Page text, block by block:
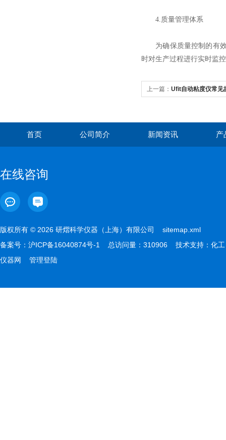
4.质量管理体系
为确保质量控制的有效
时对生产过程进行实时监
上一篇： Ufit自动粘度仪常见
首页 公司简介 新闻资讯 产
在线咨询
版权所有 © 2026 研熠科学仪器（上海）有限公司 sitemap.xml
备案号： 沪ICP备16040874号-1 总访问量：310906 技术支持： 化工
仪器网
管理登陆